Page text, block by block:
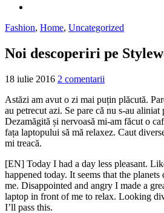
Fashion, Home, Uncategorized
Noi descoperiri pe
18 iulie 2016 2 comentarii
Astăzi am avut o zi mai puțin plăcută.
au petrecut azi. Se pare că nu s-au aliniat
Dezamăgită și nervoasă mi-am făcut o
fața laptopului să mă relaxez. Caut
mi treacă.
[EN] Today I had a day less pleasant.
happened today. It seems that the planets
me. Disappointed and angry I made a
laptop in front of me to relax. Looking
I’ll pass this.